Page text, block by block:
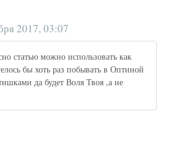
2017, 03:07
статью можно использовать как
бы хоть раз побывать в Оптиной
да будет Воля Твоя ,а не